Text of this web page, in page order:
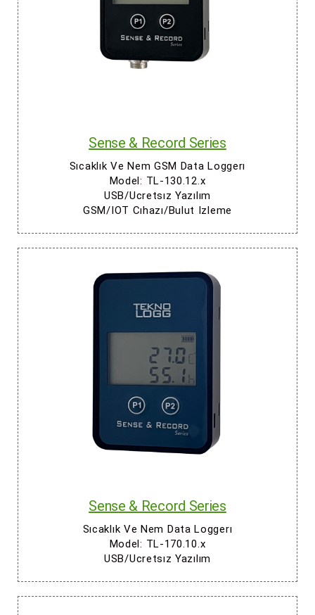
Sense & Record Series
Sıcaklık Ve Nem GSM Data Loggerı
Model: TL-130.12.x
USB/Ucretsız Yazılım
GSM/IOT Cıhazı/Bulut Izleme
Sense & Record Series
Sıcaklık Ve Nem Data Loggerı
Model: TL-170.10.x
USB/Ucretsız Yazılım